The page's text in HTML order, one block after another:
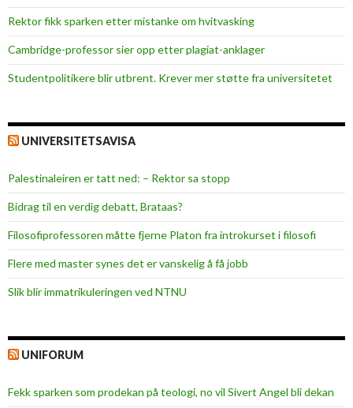
Rektor fikk sparken etter mistanke om hvitvasking
Cambridge-professor sier opp etter plagiat-anklager
Studentpolitikere blir utbrent. Krever mer støtte fra universitetet
UNIVERSITETSAVISA
Palestinaleiren er tatt ned: – Rektor sa stopp
Bidrag til en verdig debatt, Brataas?
Filosofiprofessoren måtte fjerne Platon fra introkurset i filosofi
Flere med master synes det er vanskelig å få jobb
Slik blir immatrikuleringen ved NTNU
UNIFORUM
Fekk sparken som prodekan på teologi, no vil Sivert Angel bli dekan